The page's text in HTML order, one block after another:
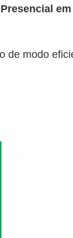
de modo